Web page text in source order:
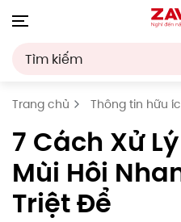
Trang chủ Thông tin hữu
7 Cách Xử
Mùi Hôi
Triệt Để